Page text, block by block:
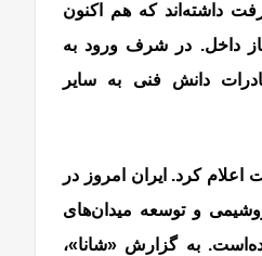
داشته‌اند که هم اکنون
داخل. در شرف ورود به
دانش فنی به سایر
اعلام کرد. ایران امروز در
و توسعه میدان‌‌‌‌‌‌های
به گزارش «شانا»،